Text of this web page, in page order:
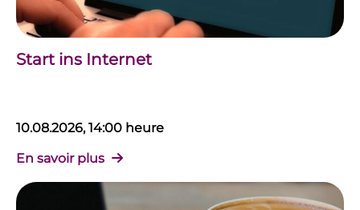
Start ins Internet
10.08.2026, 14:00 heure
En savoir plus